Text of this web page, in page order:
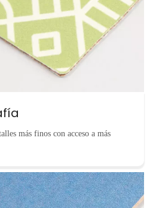
más finos con acceso a más